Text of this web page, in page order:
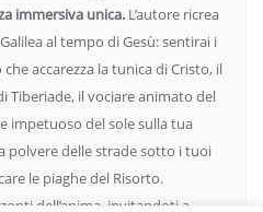
immersiva unica. L’autore ricrea
al tempo di Gesù: sentirai i
accarezza la tunica di Cristo, il
Tiberiade, il vociare animato del
impetuoso del sole sulla tua
polvere delle strade sotto i tuoi
le piaghe del Risorto.
dell’anima, invitandoti a